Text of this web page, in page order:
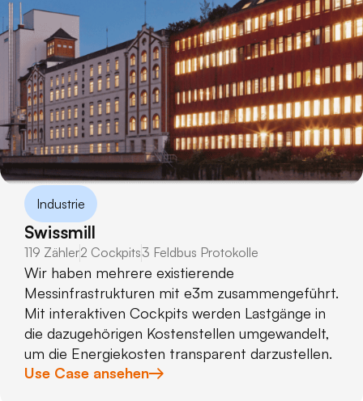
Industrie
Swissmill
119 Zähler2 Cockpits3 Feldbus Protokolle
Wir haben mehrere existierende
Messinfrastrukturen mit e3m zusammengeführt.
Mit interaktiven Cockpits werden Lastgänge in
die dazugehörigen Kostenstellen umgewandelt,
um die Energiekosten transparent darzustellen.
Use Case ansehen